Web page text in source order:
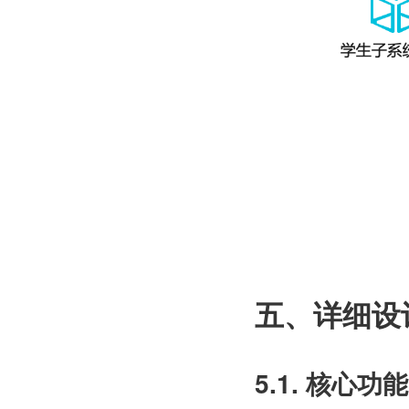
五、详细设
5.1. 核心功能